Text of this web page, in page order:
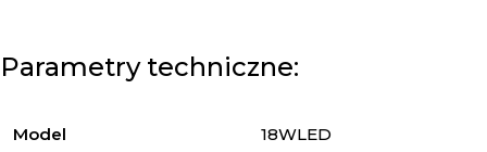
Parametry techniczne:
Model 18WLED